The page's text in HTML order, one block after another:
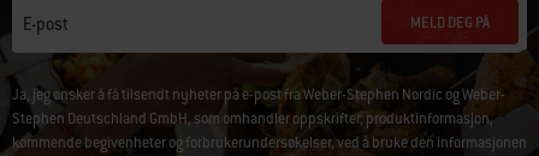
E-post MELD DEG PÅ
Ja, jeg ønsker å få tilsendt nyheter på e-post fra Weber-Stephen Nordic og Weber-
Stephen Deutschland GmbH, som omhandler oppskrifter, produktinformasjon,
kommende begivenheter og forbrukerundersøkelser, ved å bruke den informasjonen